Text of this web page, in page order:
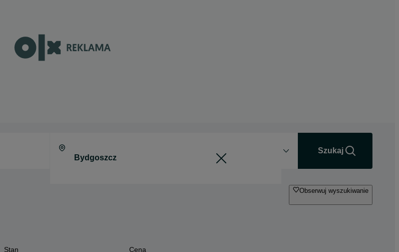
Szukaj
Obserwuj wyszukiwanie
Stan Cena